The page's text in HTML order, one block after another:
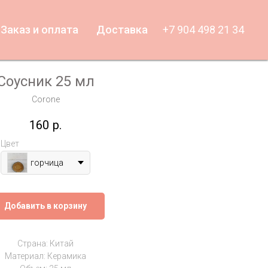
Заказ и оплата Доставка +7 904 498 21 34
25 мл
Corone
160 р.
Цвет
горчица
Добавить в корзину
Страна: Китай
Материал: Керамика